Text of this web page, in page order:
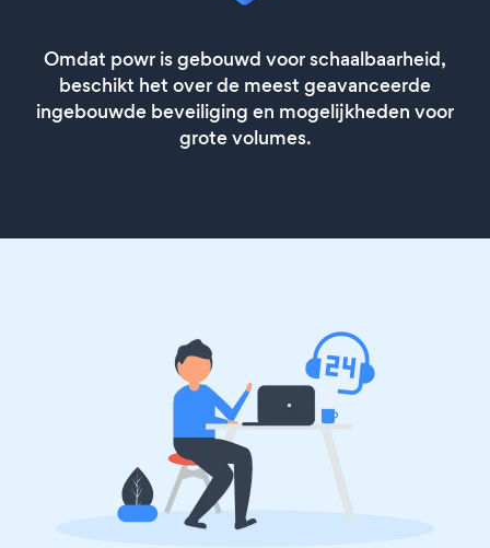
Omdat powr is gebouwd voor schaalbaarheid,
beschikt het over de meest geavanceerde
ingebouwde beveiliging en mogelijkheden voor
grote volumes.